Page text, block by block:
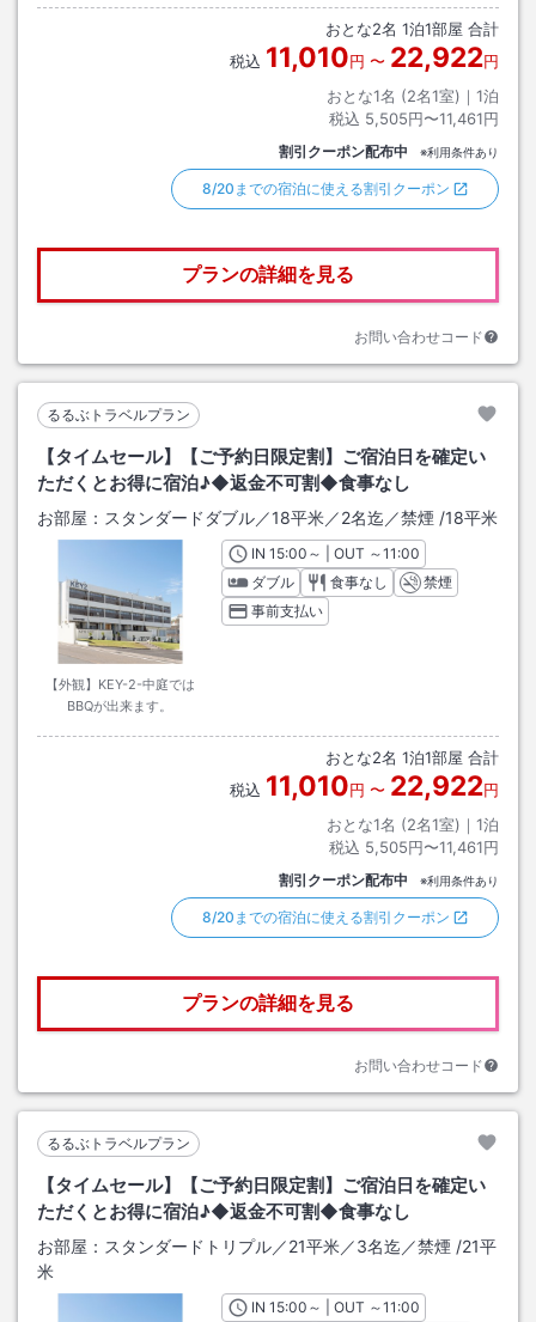
おとな2名 1泊1部屋 合計
税込 11,010円 〜 22,922円
おとな1名 (2名1室)｜ 1泊
税込 5,505円〜11,461円
割引クーポン配布中 ※利用条件あり
8/20までの宿泊に使える割引クーポン
プランの詳細を見る
お問い合わせコード
るるぶトラベルプラン
【タイムセール】【ご予約日限定割】ご宿泊日を確定い
ただくとお得に宿泊♪◆返金不可割◆食事なし
お部屋： スタンダードダブル／18平米／2名迄／禁煙 /18平米
【外観】KEY-2-中庭では
BBQが出来ます。
INチェックイン
15:00 ～ | OUT チェックアウト
～11:00
ダブル
食事なし
禁煙
事前支払い
おとな2名 1泊1部屋 合計
税込 11,010円 〜 22,922円
おとな1名 (2名1室)｜ 1泊
税込 5,505円〜11,461円
割引クーポン配布中 ※利用条件あり
8/20までの宿泊に使える割引クーポン
プランの詳細を見る
お問い合わせコード
るるぶトラベルプラン
【タイムセール】【ご予約日限定割】ご宿泊日を確定い
ただくとお得に宿泊♪◆返金不可割◆食事なし
お部屋： スタンダードトリプル／21平米／3名迄／禁煙 /21平
米
INチェックイン
15:00 ～ | OUT チェックアウト
～11:00